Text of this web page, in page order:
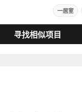
一居室
寻找相似项目